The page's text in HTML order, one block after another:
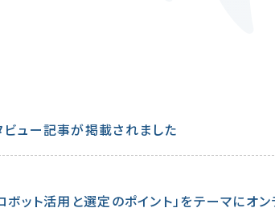
ビュー記事が掲載されました
ト活用と選定のポイント」をテーマにオ